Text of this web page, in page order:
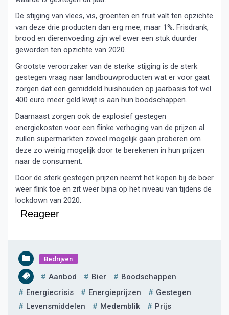
De stijging van vlees, vis, groenten en fruit valt ten opzichte
van deze drie producten dan erg mee, maar 1%. Frisdrank,
brood en dierenvoeding zijn wel ewer een stuk duurder
geworden ten opzichte van 2020.
Grootste veroorzaker van de sterke stijging is de sterk
gestegen vraag naar landbouwproducten wat er voor gaat
zorgen dat een gemiddeld huishouden op jaarbasis tot wel
400 euro meer geld kwijt is aan hun boodschappen.
Daarnaast zorgen ook de explosief gestegen
energiekosten voor een flinke verhoging van de prijzen al
zullen supermarkten zoveel mogelijk gaan proberen om
deze zo weinig mogelijk door te berekenen in hun prijzen
naar de consument.
Door de sterk gestegen prijzen neemt het kopen bij de boer
weer flink toe en zit weer bijna op het niveau van tijdens de
lockdown van 2020.
Reageer
Bedrijven
Aanbod Bier
Boodschappen
Energiecrisis
Energieprijzen
Gestegen
Levensmiddelen
Medemblik
Prijs